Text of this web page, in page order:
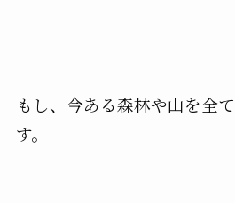
もし、今ある森林や山を全
す。